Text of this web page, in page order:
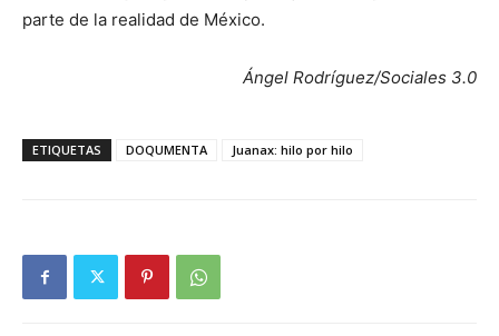
parte de la realidad de México.
Ángel Rodríguez/Sociales 3.0
ETIQUETAS DOQUMENTA Juanax: hilo por hilo